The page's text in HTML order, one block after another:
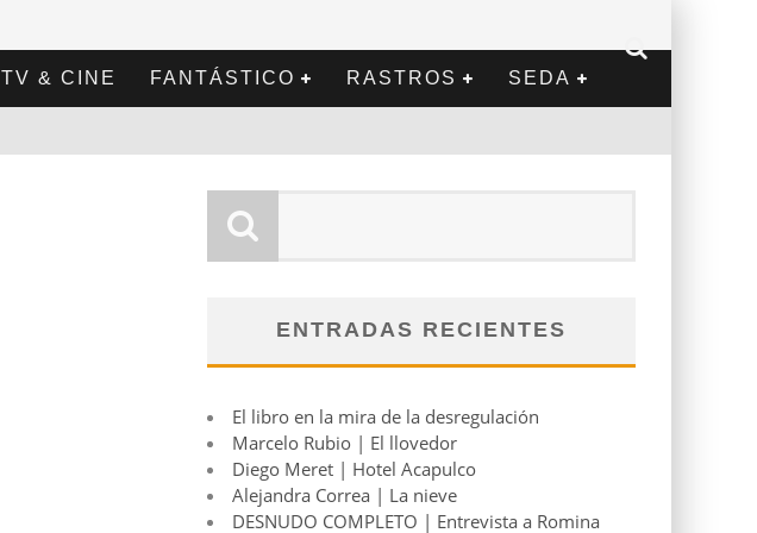
TV & CINE FANTÁSTICO RASTROS SEDA
ENTRADAS RECIENTES
El libro en la mira de la desregulación
Marcelo Rubio | El llovedor
Diego Meret | Hotel Acapulco
Alejandra Correa | La nieve
DESNUDO COMPLETO | Entrevista a Romina